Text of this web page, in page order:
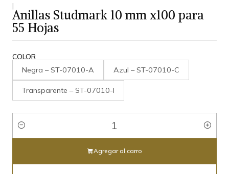
|
Anillas Studmark 10 mm x100 para
55 Hojas
COLOR
Negra – ST-07010-A Azul – ST-07010-C
Transparente – ST-07010-I
Cantidad
Agregar al carro